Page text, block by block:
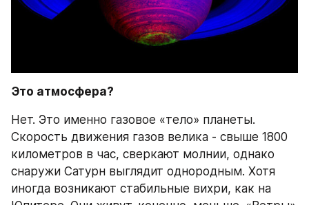
Это атмосфера?
Нет. Это именно газовое «тело» планеты.
Скорость движения газов велика - свыше 1800
километров в час, сверкают молнии, однако
снаружи Сатурн выглядит однородным. Хотя
иногда возникают стабильные вихри, как на